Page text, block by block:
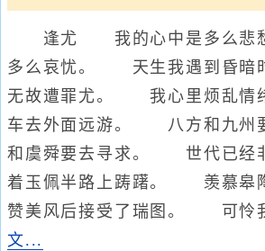
逢尤 我的心中是多么悲愁
多么哀忧。 天生我遇到昏暗
无故遭罪尤。 我心里烦乱情
车去外面远游。 八方和九州
和虞舜要去寻求。 世代已经
着玉佩半路上踌躇。 羡慕皋陶
赞美风后接受了瑞图。 可怜
文...